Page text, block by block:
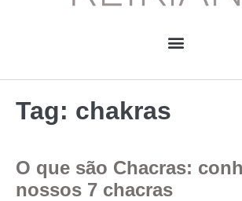
Tag: chakras
O que são Chacras:
nossos 7 chacras